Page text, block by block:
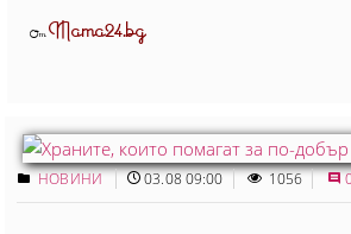
ОтMama24.bg
НОВИНИ 03.08 09:00 1056